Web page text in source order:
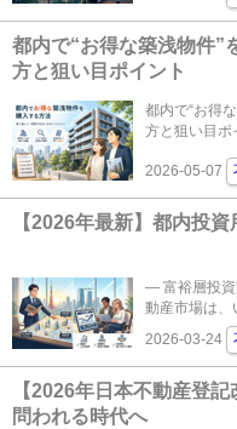
都内で“お得な築浅物件”
方と狙い目ポイント
都内で“お得
2026-05-07
【2026年最新】都内投
― 富裕層投資
動産市場は、
2026-03-24
【2026年日本不動産登
問われる時代へ